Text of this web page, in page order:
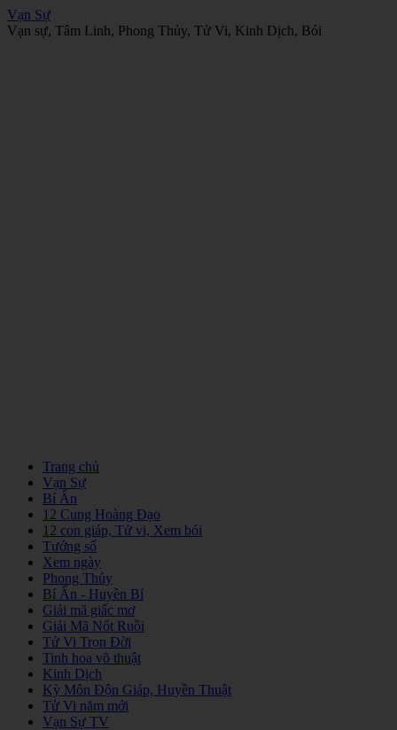
Vạn Sự
Vạn sự, Tâm Linh, Phong Thủy, Tử Vi, Kinh Dịch, Bói
Trang chủ
Vạn Sự
Bí Ẩn
12 Cung Hoàng Đạo
12 con giáp, Tử vi, Xem bói
Tướng số
Xem ngày
Phong Thủy
Bí Ẩn - Huyền Bí
Giải mã giấc mơ
Giải Mã Nốt Ruồi
Tử Vi Trọn Đời
Tinh hoa võ thuật
Kinh Dịch
Kỳ Môn Độn Giáp, Huyền Thuật
Tử Vi năm mới
Vạn Sự TV